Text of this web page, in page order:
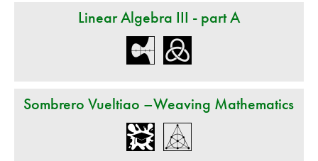
Linear Algebra III - part A
Sombrero Vueltiao –Weaving Mathematics